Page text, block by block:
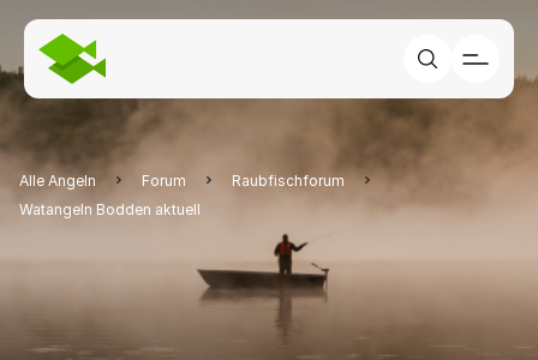
Alle Angeln Forum
Raubfischforum
Watangeln Bodden aktuell